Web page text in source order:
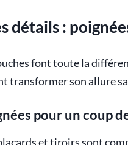
détails :
font toute la
transformer son allure
pour un coup
et tiroirs sont